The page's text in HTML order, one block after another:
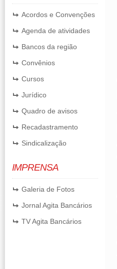
Acordos e Convenções
Agenda de atividades
Bancos da região
Convênios
Cursos
Jurídico
Quadro de avisos
Recadastramento
Sindicalização
IMPRENSA
Galeria de Fotos
Jornal Agita Bancários
TV Agita Bancários